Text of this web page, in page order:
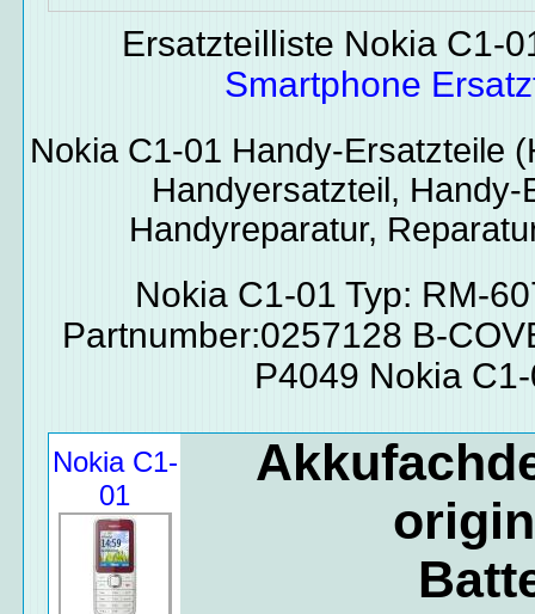
Ersatzteilliste Nokia C1-
Smartphone
Nokia C1-01 Handy-Ersatzteile
Handyersatzteil, Handy-
Handyreparatur,
Nokia C1-01 Typ: RM-
Partnumber:0257128 B-
P4049 Nokia
Nokia C1-
01